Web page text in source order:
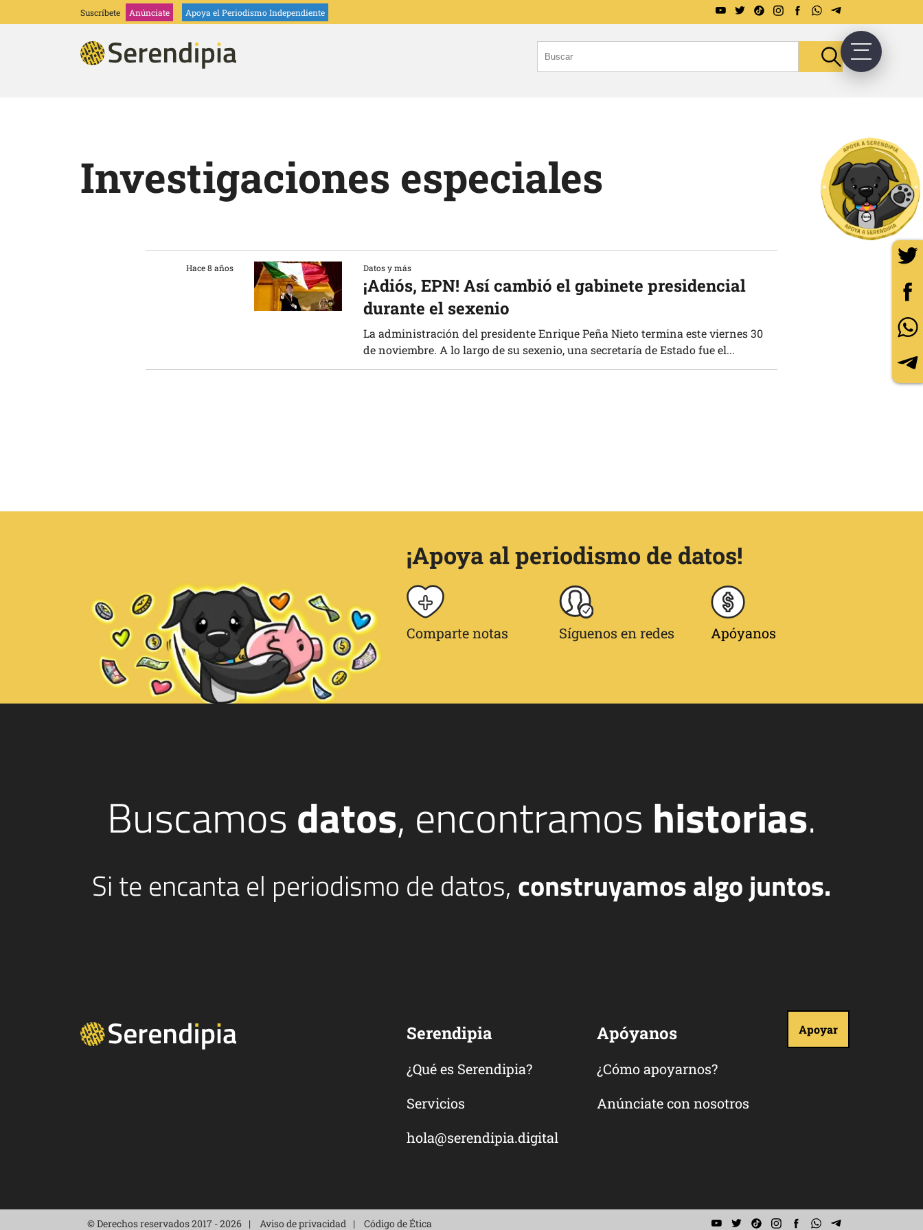
Suscríbete Anúnciate Apoya el Periodismo Independiente
Investigaciones especiales
Hace 8 años Datos y más
¡Adiós, EPN! Así cambió el gabinete presidencial
durante el sexenio
La administración del presidente Enrique Peña Nieto termina este viernes 30
de noviembre. A lo largo de su sexenio, una secretaría de Estado fue el...
¡Apoya al periodismo de datos!
Comparte notas Síguenos en redes Apóyanos
Buscamosdatos, encontramos historias.
Si te encanta el periodismo de datos, construyamos algo juntos.
Serendipia
¿Qué es Serendipia?
Servicios
hola@serendipia.digital
Apóyanos
¿Cómo apoyarnos?
Anúnciate con nosotros
Apoyar
© Derechos reservados 2017 - 2026 Aviso de privacidad Código de Ética